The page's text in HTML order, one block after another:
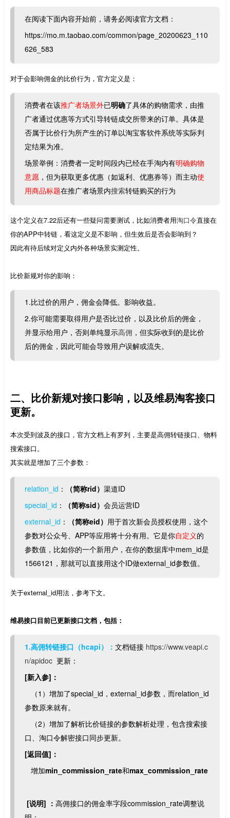
在阅读下面内容开始前，请务必阅读官方文档：
https://mo.m.taobao.com/common/page_20200623_110
626_583
对于会影响佣金的比价行为，官方定义是：
消费者在该推广者场景外已明确了具体的购物需求，由推
广者通过优惠等方式引导转链成交所带来的订单。具体是
否属于比价行为所产生的订单以淘宝客软件系统等实际判
定结果为准。
场景举例：消费者一定时间段内已经在手淘内有明确购物
意愿 ，但为获取更多优惠（如返利、优惠券等）而主动使
用商品标题在推广者场景内搜索转链购买的行为
这个定义在7.22后还有一些疑问需要测试，比如消费者用淘口令直接在
你的APP中转链，看这定义是不影响，但生效后是否会影响到？
因此有待后续对定义内外各种场景实测定性。
比价新规对你的影响：
1.比过价的用户，佣金会降低。影响收益。
2.你可能需要取得用户是否比过价，以及比价后的佣金，
并显示给用户，否则单纯显示高佣 ，但实际收到的是比价
后的佣金，因此可能会导致用户误解或流失。
二、比价新规对接口影响，以及维易淘客接口
更新。
本次受到波及的接口，官方文档上有罗列，主要是高佣转链接口、物料
搜索接口。
其实就是增加了三个参数：
relation_id ： （简称rid） 渠道ID
special_id ： （简称sid） 会员运营ID
external_id ： （简称eid） 用于首次新会员授权使用，这个
参数对公众号、APP等应用将十分有用。它是你自定义的
参数值，比如你的一个新用户，在你的数据库中mem_id是
1566121，那就可以直接用这个ID做external_id参数值。
关于external_id用法，参考下文。
维易接口目前已更新接口文档，包括：
1.高佣转链接口（hcapi）： 文档链接 https://www.veapi.c
n/apidoc 更新：
[新入参]：
（1）增加了special_id，external_id参数，而relation_id
参数原来就有。
（2）增加了解析比价链接的参数解析处理，包含搜索接
口、淘口令解密接口同步更新。
[返回值]：
增加min_commission_rate和max_commission_rate
[说明] ： 高佣接口的佣金率字段commission_rate调整说